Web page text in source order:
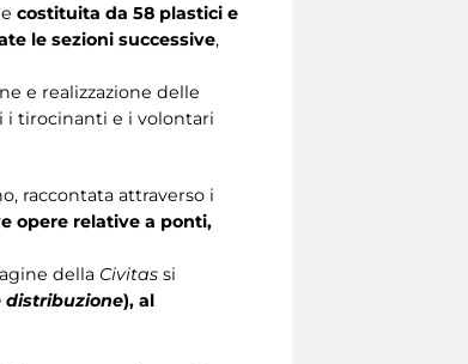
costituita da 58 plastici e
le sezioni successive,
e realizzazione delle
i tirocinanti e i volontari
raccontata attraverso i
opere relative a ponti,
della Civitas si
distribuzione), al